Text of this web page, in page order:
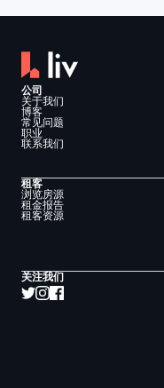
公司
关于我们
博客
常见问题
职业
联系我们
租客
浏览房源
租金报告
租客资源
关注我们